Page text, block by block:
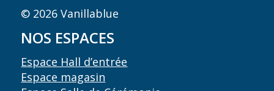
© 2026 Vanillablue
NOS ESPACES
Espace Hall d’entrée
Espace magasin